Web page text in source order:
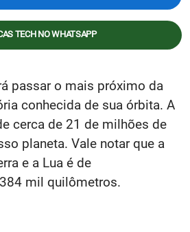
TECH NO WHATSAPP
passar o mais próximo da
conhecida de sua órbita. A
cerca de 21 de milhões de
planeta. Vale notar que a
e a Lua é de
mil quilômetros.